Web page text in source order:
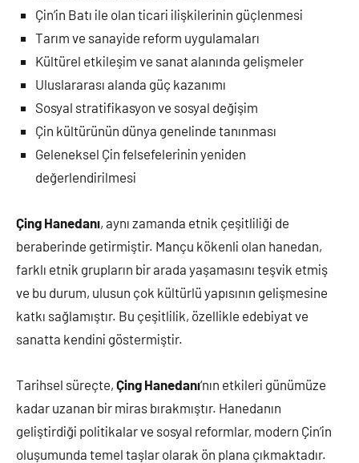
Çin’in Batı ile olan ticari ilişkilerinin güçlenmesi
Tarım ve sanayide reform uygulamaları
Kültürel etkileşim ve sanat alanında gelişmeler
Uluslararası alanda güç kazanımı
Sosyal stratifikasyon ve sosyal değişim
Çin kültürünün dünya genelinde tanınması
Geleneksel Çin felsefelerinin yeniden
değerlendirilmesi
Çing Hanedanı, aynı zamanda etnik çeşitliliği de
beraberinde getirmiştir. Mançu kökenli olan hanedan,
farklı etnik grupların bir arada yaşamasını teşvik etmiş
ve bu durum, ulusun çok kültürlü yapısının gelişmesine
katkı sağlamıştır. Bu çeşitlilik, özellikle edebiyat ve
sanatta kendini göstermiştir.
Tarihsel süreçte, Çing Hanedanı‘nın etkileri günümüze
kadar uzanan bir miras bırakmıştır. Hanedanın
geliştirdiği politikalar ve sosyal reformlar, modern Çin’in
oluşumunda temel taşlar olarak ön plana çıkmaktadır.